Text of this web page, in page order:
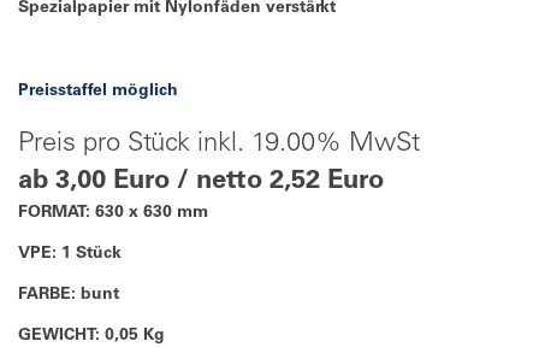
Spezialpapier mit Nylonfäden verstärkt
Preisstaffel möglich
Preis pro Stück inkl. 19.00% MwSt
ab 3,00 Euro / netto 2,52 Euro
FORMAT: 630 x 630 mm
VPE: 1 Stück
FARBE: bunt
GEWICHT: 0,05 Kg